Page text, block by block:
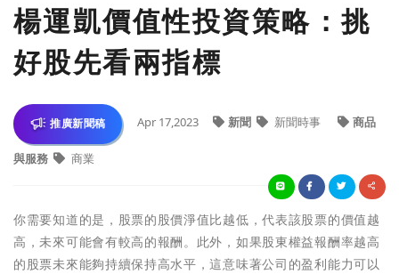
楊運凱價值性投資策略：挑
好股先看兩指標
推廣新聞稿 Apr 17,2023 新聞 新聞時事 商品
與服務 商業
你需要知道的是，股票的股價淨值比越低，代表該股票的價值越
高，未來可能會有較高的報酬。此外，如果股東權益報酬率越高
的股票未來能夠持續保持高水平，這意味著公司的盈利能力可以